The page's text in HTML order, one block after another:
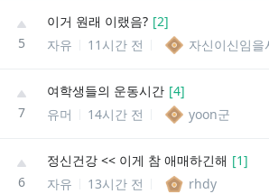
5
이거 원래 이랬음? [2]
자유
11시간 전
7
여학생들의 운동시간 [4]
유머
14시간 전 yoon군
6
정신건강 << 이게 참 애매하긴해 [1]
자유
13시간 전 rhdy